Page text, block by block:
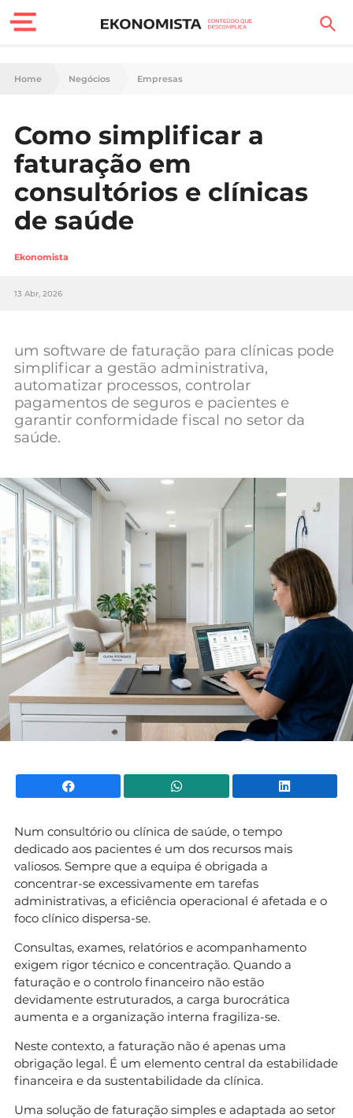
Finanças Pessoais
Carreira
Casa
Lifestyle
Sociedade
Tecnologia
Negócios
Mundial 2026
Home Negócios Empresas
Como simplificar a
faturação em
consultórios e clínicas
de saúde
Ekonomista
13 Abr, 2026
um software de faturação para clínicas pode
simplificar a gestão administrativa,
automatizar processos, controlar
pagamentos de seguros e pacientes e
garantir conformidade fiscal no setor da
saúde.
Facebook WhatsApp
Num consultório ou clínica de saúde, o tempo
dedicado aos pacientes é um dos recursos mais
valiosos. Sempre que a equipa é obrigada a
concentrar-se excessivamente em tarefas
administrativas, a eficiência operacional é afetada e o
foco clínico dispersa-se.
Consultas, exames, relatórios e acompanhamento
exigem rigor técnico e concentração. Quando a
faturação e o controlo financeiro não estão
devidamente estruturados, a carga burocrática
aumenta e a organização interna fragiliza-se.
Neste contexto, a faturação não é apenas uma
obrigação legal. É um elemento central da estabilidade
financeira e da sustentabilidade da clínica.
Uma solução de faturação simples e adaptada ao setor